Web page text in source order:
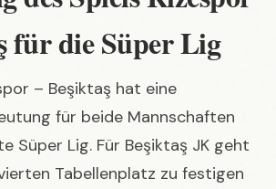
für die Süper Lig
– Beşiktaş hat eine
für beide Mannschaften
Süper Lig. Für Beşiktaş JK geht
Tabellenplatz zu festigen